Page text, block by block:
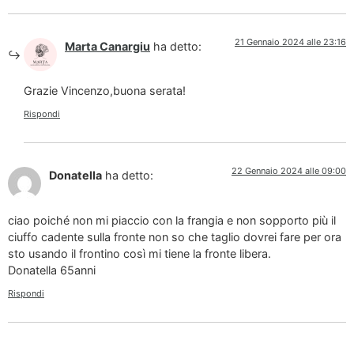
Marta Canargiu ha detto: 21 Gennaio 2024 alle 23:16
Grazie Vincenzo,buona serata!
Rispondi
Donatella ha detto: 22 Gennaio 2024 alle 09:00
ciao poiché non mi piaccio con la frangia e non sopporto più il
ciuffo cadente sulla fronte non so che taglio dovrei fare per ora
sto usando il frontino così mi tiene la fronte libera.
Donatella 65anni
Rispondi